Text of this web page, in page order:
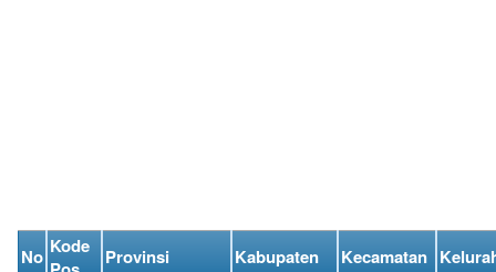
No Kode
Provinsi Kabupaten Kecamatan